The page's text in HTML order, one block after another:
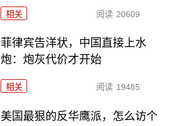
相关 阅读 20609
菲律宾告洋状，中国直接上水
炮：炮灰代价才开始
相关 阅读 19485
美国最狠的反华鹰派，怎么访个